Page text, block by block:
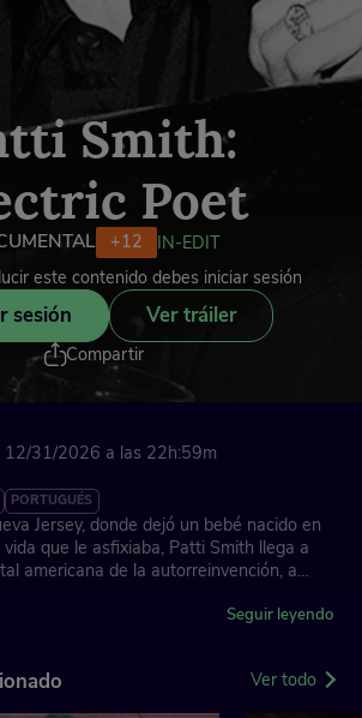
Smith:
Poet
+12
IN-EDIT
este contenido debes iniciar sesión
sesión Ver tráiler
Compartir
12/31/2026 a las 22h:59m
PORTUGUÉS
Jersey, donde dejó un bebé nacido en
que le asfixiaba, Patti Smith llega a
americana de la autorreinvención, a
acompañada por las «Iluminaciones» de
lo va a cambiar todo: los clichés del
Seguir leyendo
Ver todo